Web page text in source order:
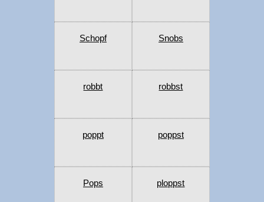
Schopf Snobs
robbt robbst
poppt poppst
Pops ploppst